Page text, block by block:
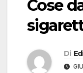
Cose
Di